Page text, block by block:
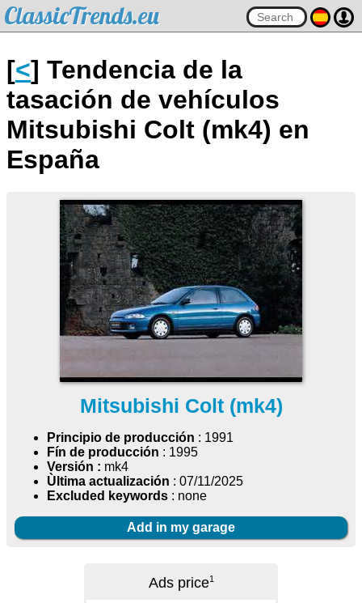
ClassicTrends.eu
[<] Tendencia de la
tasación de vehículos
Mitsubishi Colt (mk4) en
España
Mitsubishi Colt (mk4)
Principio de producción : 1991
Fín de producción : 1995
Versión : mk4
Ùltima actualización : 07/11/2025
Excluded keywords : none
Add in my garage
Ads price1